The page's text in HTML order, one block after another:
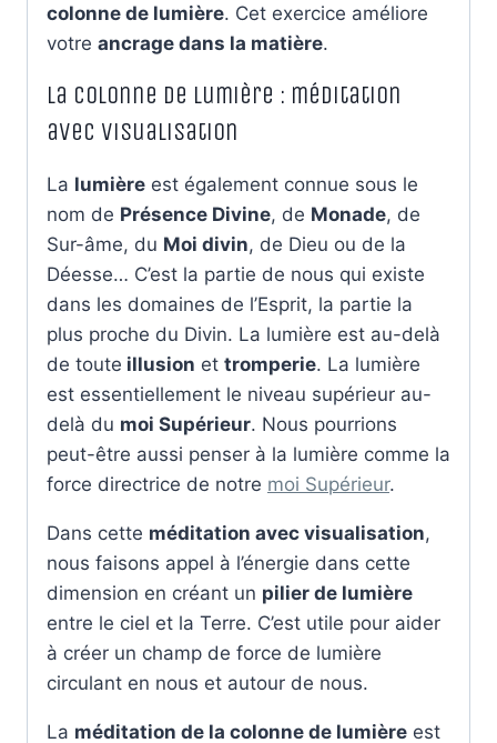
colonne de lumière. Cet exercice améliore
votre ancrage dans la matière.
La colonne de lumière : méditation
avec visualisation
La lumière est également connue sous le
nom de Présence Divine, de Monade, de
Sur-âme, du Moi divin, de Dieu ou de la
Déesse… C’est la partie de nous qui existe
dans les domaines de l’Esprit, la partie la
plus proche du Divin. La lumière est au-delà
de toute illusion et tromperie. La lumière
est essentiellement le niveau supérieur au-
delà du moi Supérieur. Nous pourrions
peut-être aussi penser à la lumière comme la
force directrice de notre moi Supérieur.
Dans cette méditation avec visualisation,
nous faisons appel à l’énergie dans cette
dimension en créant un pilier de lumière
entre le ciel et la Terre. C’est utile pour aider
à créer un champ de force de lumière
circulant en nous et autour de nous.
La méditation de la colonne de lumière est